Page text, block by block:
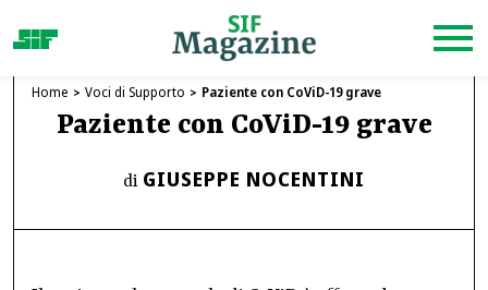
Home Voci di Supporto Paziente con CoViD-19 grave
Paziente con CoViD-19 grave
di GIUSEPPE NOCENTINI